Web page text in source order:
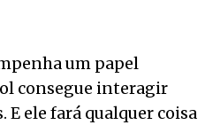
um papel
consegue interagir
ele fará qualquer coisa